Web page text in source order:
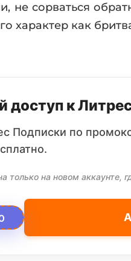
не сорваться
характер как
доступ к
Подписки по
только на новом аккаунте,